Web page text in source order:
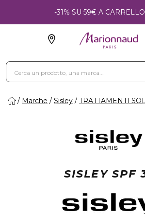
-31% SU 59€ A
Marche Sisley TRATTAMENTI
SISLEY SPF